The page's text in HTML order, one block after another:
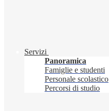
Servizi
Panoramica
Famiglie e studenti
Personale scolastico
Percorsi di studio